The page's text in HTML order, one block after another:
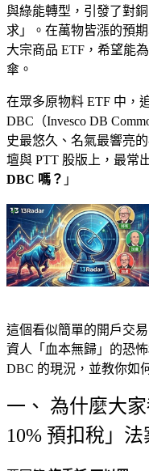
與綠能轉型，引發了對
求」。在萬物皆漲的預
大宗商品 ETF，希望能
傘。
在眾多原物料 ETF 中，
DBC（Invesco DB
史最悠久、名氣最響亮
壇與 PTT 股版上，最常
DBC 嗎？ 」
這個看似簡單的開戶交
資人「血本無歸」的恐
DBC 的現況，並教你如
一、 為什麼大
10% 預扣稅」法